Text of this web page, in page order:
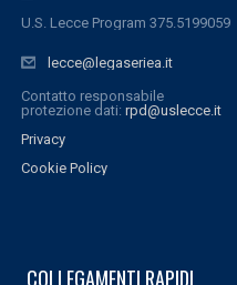
U.S. Lecce Program 375.5199059
lecce@legaseriea.it
Contatto responsabile
protezione dati: rpd@uslecce.it
Privacy
Cookie Policy
COLLEGAMENTI RAPIDI